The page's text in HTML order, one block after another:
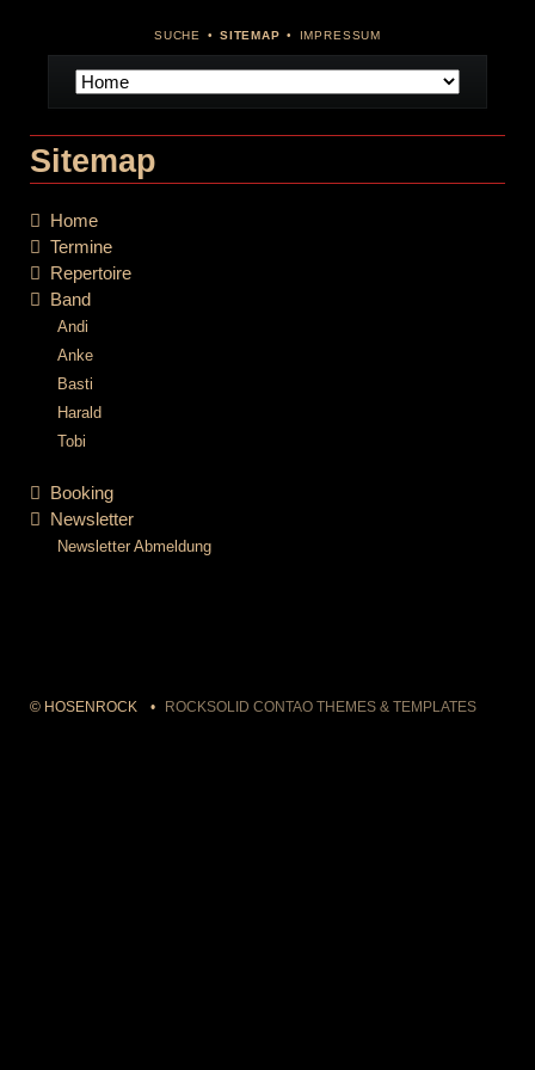
NAVIGATION
SUCHE SITEMAP IMPRESSUM
Navigation
überspringen
Sitemap
Home
Termine
Repertoire
Band
Andi
Anke
Basti
Harald
Tobi
Booking
Newsletter
Newsletter Abmeldung
© HOSENROCK ROCKSOLID CONTAO THEMES & TEMPLATES